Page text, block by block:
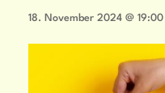
18. November 2024 @ 19:00